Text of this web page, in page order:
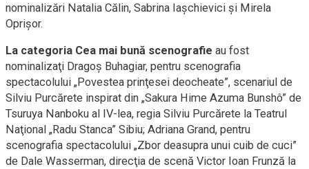
nominalizări Natalia Călin, Sabrina Iaşchievici şi Mirela
Oprişor.
La categoria Cea mai bună scenografie au fost
nominalizaţi Dragoş Buhagiar, pentru scenografia
spectacolului „Povestea prinţesei deocheate”, scenariul de
Silviu Purcărete inspirat din „Sakura Hime Azuma Bunshô” de
Tsuruya Nanboku al IV-lea, regia Silviu Purcărete la Teatrul
Naţional „Radu Stanca” Sibiu; Adriana Grand, pentru
scenografia spectacolului „Zbor deasupra unui cuib de cuci”
de Dale Wasserman, direcţia de scenă Victor Ioan Frunză la